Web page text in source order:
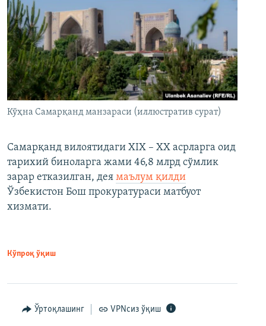
Кўҳна Самарқанд манзараси (иллюстратив сурат)
Самарқанд вилоятидаги XIX – XX асрларга оид
тарихий биноларга жами 46,8 млрд сўмлик
зарар етказилган, дея маълум қилди
Ўзбекистон Бош прокуратураси матбуот
хизмати.
Кўпроқ ўқиш
Ўртоқлашинг VPNсиз ўқиш